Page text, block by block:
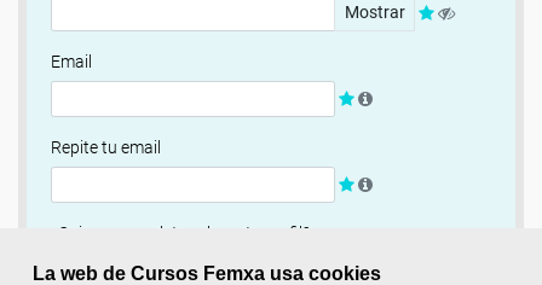
La web de Cursos Femxa usa cookies
Mostrar
Email
Repite tu email
¿Quieres completar ahora tu perfil?
Si
No, completaré mi perfil más adelante